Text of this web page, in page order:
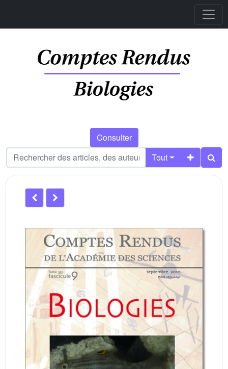
Consulter
Tout